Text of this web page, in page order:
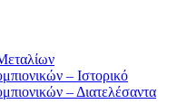
– Ιστορικό
– Διατελέσαντα